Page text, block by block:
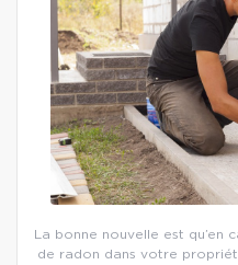
La bonne nouvelle est qu’en
de radon dans votre